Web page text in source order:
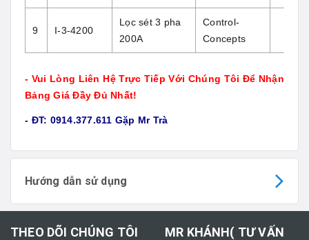
9 I-3-4200
Lọc sét 3 pha
200A
Control-
Concepts
- Vui Lòng Liên Hệ Trực Tiếp Với Chúng Tôi Để Nhận
Bảng Giá Đầy Đủ Nhất!
- ĐT: 0914.377.611 Gặp Mr Trà
Hướng dẫn sử dụng
THEO DÕI CHÚNG TÔI
MR KHÁNH( TƯ VẤN